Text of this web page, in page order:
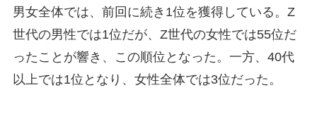
男女全体では、前回に続き1位を獲得している。Z
世代の男性では1位だが、Z世代の女性では55位だ
ったことが響き、この順位となった。一方、40代
以上では1位となり、女性全体では3位だった。